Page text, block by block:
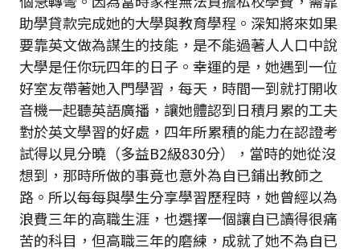
助學貸款完成她的大學與教育學程。深知將來如果
要靠英文做為謀生的技能，是不能過著人人口中說
大學是任你玩四年的日子。幸運的是，她遇到一位
好室友帶著她入門學習，每天，時間一到就打開收
音機一起聽英語廣播，讓她體認到日積月累的工夫
對於英文學習的好處，四年所累積的能力在認證考
試得以見分曉（多益B2級830分），當時的她從沒
想到，那時所做的事竟也意外為自已鋪出教師之
路。所以每每與學生分享學習歷程時，她曾經以為
浪費三年的高職生涯，也選擇一個讓自已讀得很痛
苦的科目，但高職三年的磨練，成就了她不為自已